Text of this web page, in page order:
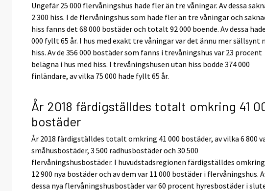
Ungefär 25 000 flervåningshus hade fler än tre våningar. Av dessa
2 300 hiss. I de flervåningshus som hade fler än tre våningar och
hiss fanns det 68 000 bostäder och totalt 92 000 boende. Av dessa
000 fyllt 65 år. I hus med exakt tre våningar var det ännu mer sällsynt
hiss. Av de 356 000 bostäder som fanns i trevåningshus var 23 procent
belägna i hus med hiss. I trevåningshusen utan hiss bodde 374 000
finländare, av vilka 75 000 hade fyllt 65 år.
År 2018 färdigställdes totalt omkring 41
bostäder
År 2018 färdigställdes totalt omkring 41 000 bostäder, av vilka 6 800
småhusbostäder, 3 500 radhusbostäder och 30 500
flervåningshusbostäder. I huvudstadsregionen färdigställdes omkring
12 900 nya bostäder och av dem var 11 000 bostäder i flervåningshus.
dessa nya flervåningshusbostäder var 60 procent hyresbostäder i